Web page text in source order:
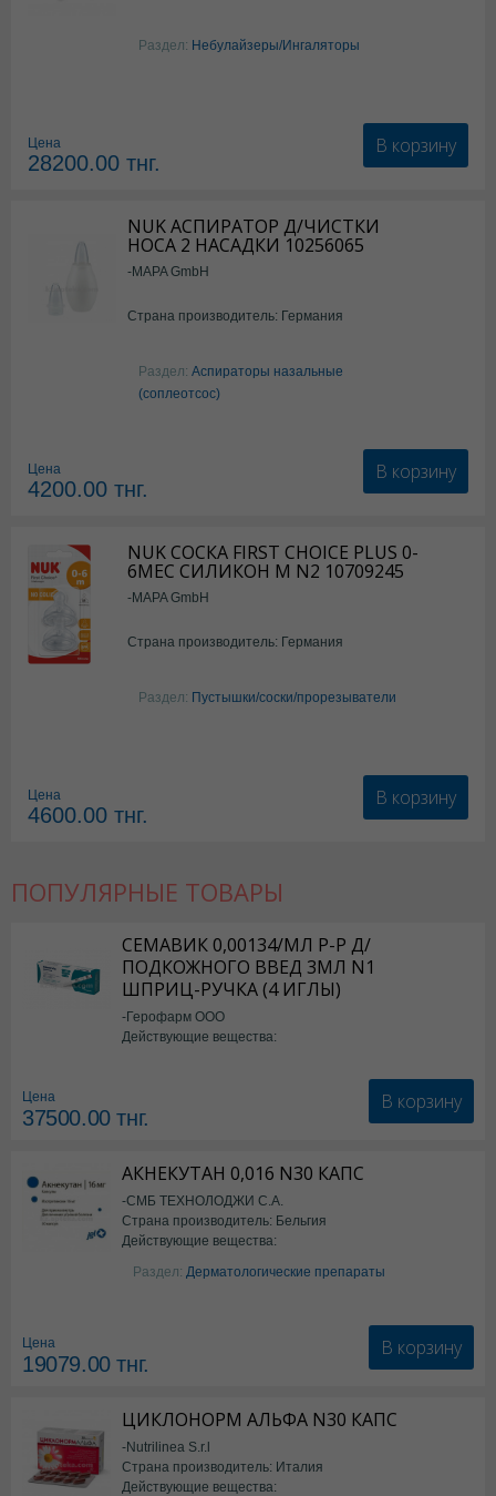
Раздел: Небулайзеры/Ингаляторы
Цена
28200.00 тнг.
В корзину
NUK АСПИРАТОР Д/ЧИСТКИ
НОСА 2 НАСАДКИ 10256065
-MAPA GmbH
Страна производитель: Германия
Раздел: Аспираторы назальные
(соплеотсос)
Цена
4200.00 тнг.
В корзину
NUK СОСКА FIRST CHOICE PLUS 0-
6МЕС СИЛИКОН M N2 10709245
-MAPA GmbH
Страна производитель: Германия
Раздел: Пустышки/соски/прорезыватели
Цена
4600.00 тнг.
В корзину
ПОПУЛЯРНЫЕ ТОВАРЫ
СЕМАВИК 0,00134/МЛ Р-Р Д/
ПОДКОЖНОГО ВВЕД 3МЛ N1
ШПРИЦ-РУЧКА (4 ИГЛЫ)
-Герофарм ООО
Действующие вещества:
Цена
37500.00тнг.
В корзину
АКНЕКУТАН 0,016 N30 КАПС
-СМБ ТЕХНОЛОДЖИ С.А.
Страна производитель: Бельгия
Действующие вещества:
Изотретиноин
Раздел: Дерматологические препараты
Цена
19079.00тнг.
В корзину
ЦИКЛОНОРМ АЛЬФА N30 КАПС
-Nutrilinea S.r.l
Страна производитель: Италия
Действующие вещества: